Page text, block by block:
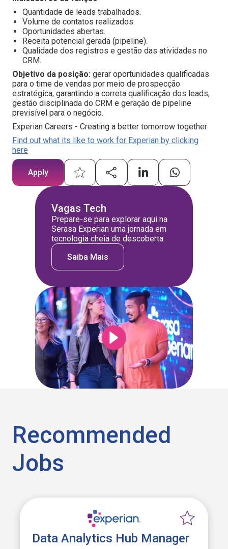
Quantidade de leads trabalhados.
Volume de contatos realizados.
Oportunidades abertas.
Receita potencial gerada (pipeline).
Qualidade dos registros e gestão das atividades no
CRM.
Objetivo da posição: gerar oportunidades qualificadas
para o time de vendas por meio de prospecção
estratégica, garantindo a correta qualificação dos leads,
gestão disciplinada do CRM e geração de pipeline
previsível para o negócio.
Experian Careers - Creating a better tomorrow together
Find out what its like to work for Experian by clicking
here
Apply
Vagas Tech
Prepare-se para explorar aqui na
Serasa Experian uma jornada em
tecnologia cheia de descoberta.
Saiba Mais
Recommended
Jobs
Data Analytics Hub Manager